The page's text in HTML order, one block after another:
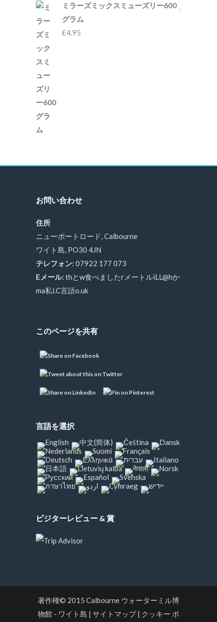
ミラーズミックスミューズリー600
グラム
£4.95
お問い合わせ
住所
ニューポートロード, Calbourne
ワイト島, PO30 4JN
テレフォン: 07922 177 073
Eメール: thとw食べましたrメートルiLL@hか
ma私l.C言語o.uk
このページを共有
言語を選択
ビジターレビュー & 賞
著作権© 2015 Calbourne ウォーターミル博
物館 - ワイト島 | サイトマップ| クッキー ポ